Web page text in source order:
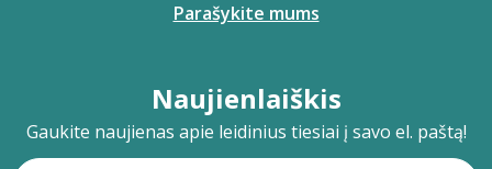
Parašykite mums
Naujienlaiškis
Gaukite naujienas apie leidinius tiesiai į savo el. paštą!